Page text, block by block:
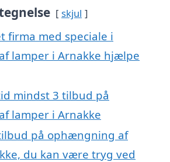
skjul
firma med speciale i
lamper i Arnakke hjælpe
mindst 3 tilbud på
lamper i Arnakke
på ophængning af
du kan være tryg ved